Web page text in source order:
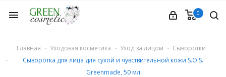
menu 0
Главная Уходовая косметика Уход за лицом
Сыворотки
Сыворотка для лица для сухой и чувствительной кожи S.O.S.
Greenmade, 50 мл